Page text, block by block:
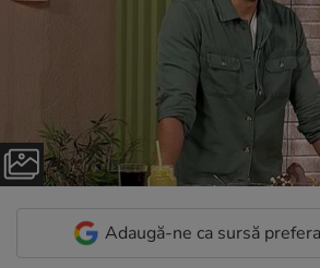
Adaugă-ne ca sursă